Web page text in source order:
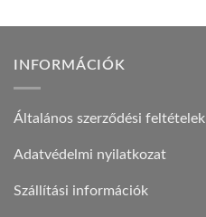
INFORMÁCIÓK
Általános szerződési feltételek
Adatvédelmi nyilatkozat
Szállítási információk